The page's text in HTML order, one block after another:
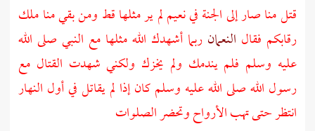
قتل منا صار إلى الجنة في نعيم لم ير مثلها قط ومن بقي منا ملك
رقابكم فقال النعمانربما أشهدك الله مثلها مع النبي صلى الله
عليه وسلم فلم يندمك ولم يخزك ولكني شهدت القتال مع
رسول الله صلى الله عليه وسلم كان إذا لم يقاتل في أول النهار
انتظر حتى تهب الأرواح وتحضر الصلوات